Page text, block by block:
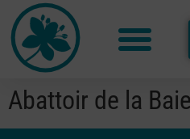
Abattoir de la